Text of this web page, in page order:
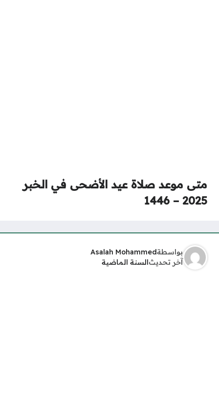
متى موعد صلاة عيد الأضحى في الخبر
2025 – 1446
بواسطةAsalah Mohammed
آخر تحديثالسنة الماضية